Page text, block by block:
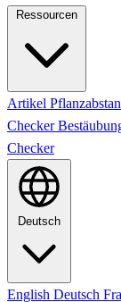
Ressourcen
Artikel
Checker
Checker
Deutsch
English Deutsch